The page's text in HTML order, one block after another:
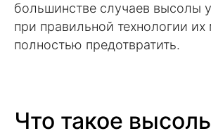
большинстве случаев высолы
при правильной технологии
полностью предотвратить.
Что такое